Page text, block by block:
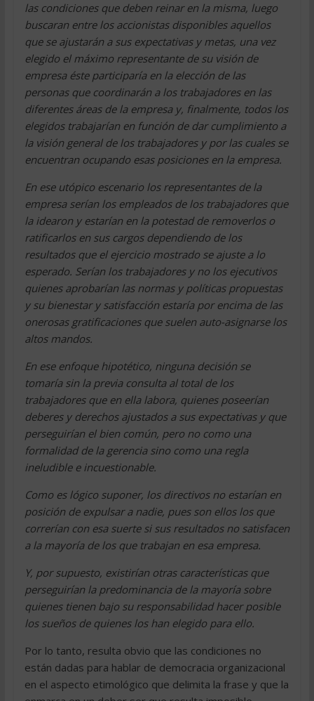
las condiciones que deben reinar en la misma, luego
buscaran entre los accionistas disponibles aquellos
que se ajustarán a sus expectativas y metas, una vez
elegido el máximo representante de su visión de
empresa éste participaría en la elección de las
personas que coordinarán a los trabajadores en las
diferentes áreas de la empresa y, finalmente, todos los
elegidos trabajarían en función de dar cumplimiento a
la visión general de los trabajadores y por las cuales se
encuentran ocupando esas posiciones en la empresa.
En ese utópico escenario los representantes de la
empresa serían los empleados de los trabajadores que
la idearon y estarían en la potestad de removerlos o
ratificarlos en sus cargos dependiendo de los
resultados que el ejercicio mostrado se ajuste a lo
esperado. Serían los trabajadores y no los ejecutivos
quienes aprobarían las normas y políticas propuestas
y su bienestar y satisfacción estaría por encima de las
onerosas gratificaciones que suelen auto-asignarse los
altos mandos.
En ese enfoque hipotético, ninguna decisión se
tomaría sin la previa consulta al total de los
trabajadores que en ella labora, quienes poseerían
deberes y derechos ajustados a sus expectativas y que
perseguirían el bien común, pero no como una
formalidad de la gerencia sino como una regla
ineludible e incuestionable.
Como es lógico suponer, los directivos no estarían en
posición de expulsar a nadie, pues son ellos los que
correrían con esa suerte si sus resultados no satisfacen
a la mayoría de los que trabajan en esa empresa.
Y, por supuesto, existirían otras características que
perseguirían la predominancia de la mayoría sobre
quienes tienen bajo su responsabilidad hacer posible
los sueños de quienes los han elegido para ello.
Por lo tanto, resulta obvio que las condiciones no
están dadas para hablar de democracia organizacional
en el aspecto etimológico que delimita la frase y que la